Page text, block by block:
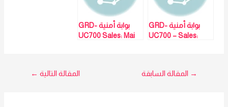
المبيعات :امل
01016115966
بوابة أمنية GRD-
UC700 – Sales:
بوابة أمنية GRD-
UC700 Sales: Mai
تصفّح
→ المقالة السابقة المقالة التالية ←